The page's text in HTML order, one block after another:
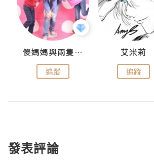
儍媽媽與兩隻小魔怪之家
追蹤
艾米莉
追蹤
發表評論